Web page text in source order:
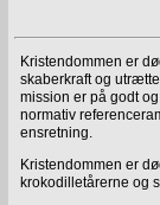
Kristendommen er
skaberkraft og
mission er på godt
normativ
ensretning.
Kristendommen er
krokodilletårerne og